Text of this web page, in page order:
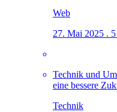
Web
27. Mai 2025 .
Technik und
eine bessere
Technik